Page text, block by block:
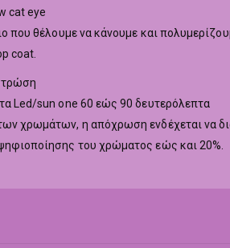
cat eye
που θέλουμε να κάνουμε και
coat.
Led/sun one 60 εώς 90 δευτερόλεπτα
χρωμάτων, η απόχρωση ενδέχεται να
του χρώματος εώς και 20%.